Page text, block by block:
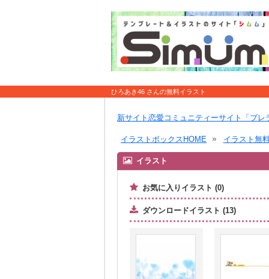
ひろあき46 さんの無料イラスト
新サイト恋愛コミュニティーサイト「ブレ
イラストボックスHOME イラスト無
イラスト
お気に入りイラスト (0)
ダウンロードイラスト (13)